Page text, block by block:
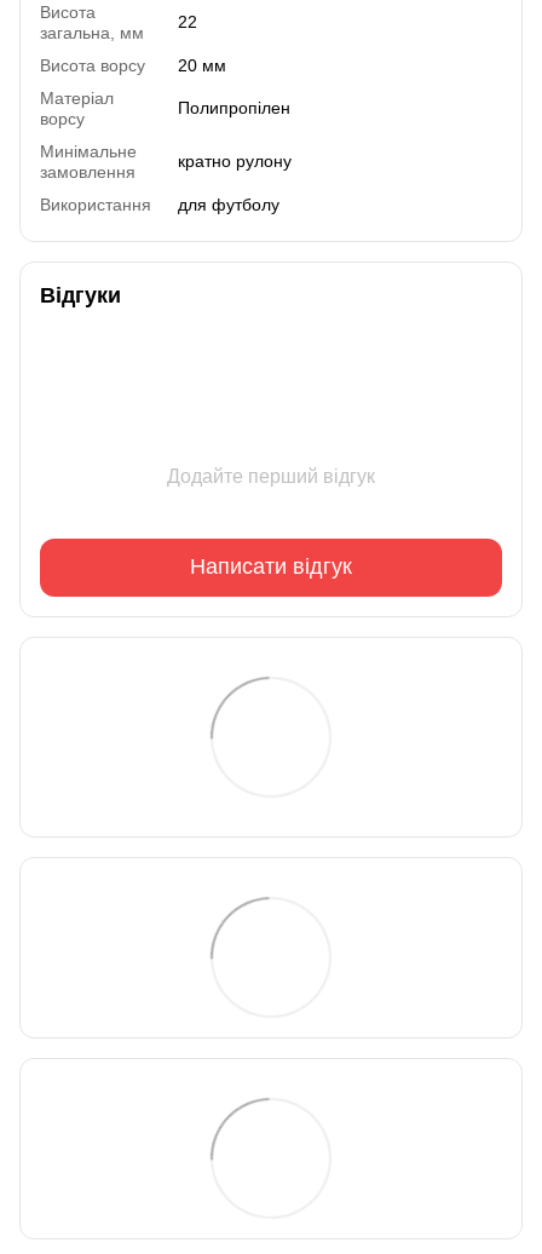
Висота
загальна, мм
22
Висота ворсу
20 мм
Матеріал
ворсу
Полипропілен
Минімальне
замовлення
кратно рулону
Використання для футболу
Відгуки
Додайте перший відгук
Написати відгук